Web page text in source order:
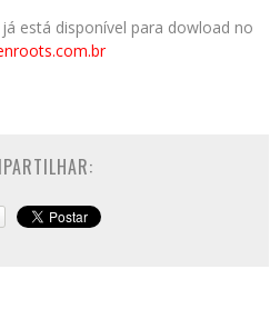
está disponível para dowload no